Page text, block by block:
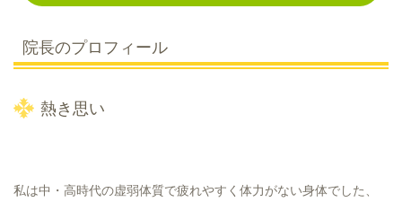
院長のプロフィール
熱き思い
私は中・高時代の虚弱体質で疲れやすく体力がない身体でした、